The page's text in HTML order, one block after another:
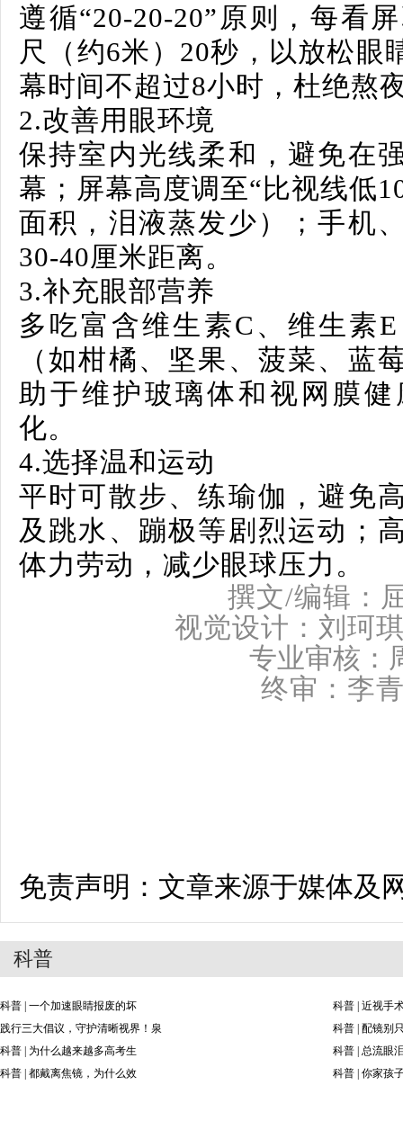
遵循“20-20-20”原则，每看
尺（约6米）20秒，以放松眼
幕时间不超过8小时，杜绝熬
2.改善用眼环境
保持室内光线柔和，避免在
幕；屏幕高度调至“比视线低
面积，泪液蒸发少）；手机
30-40厘米距离。
3.补充眼部营养
多吃富含维生素C、维生素
（如柑橘、坚果、菠菜、蓝
助于维护玻璃体和视网膜
化。
4.选择温和运动
平时可散步、练瑜伽，避免
及跳水、蹦极等剧烈运动；
体力劳动，减少眼球压力。
撰文/编辑：
视觉设计：刘珂
专业审核：
终审：李
免责声明：文章来源于媒体及
科普
科普 | 一个加速眼睛报废的坏
科普 | 近视手
践行三大倡议，守护清晰视界！泉
科普 | 配镜别
科普 | 为什么越来越多高考生
科普 | 总流眼
科普 | 都戴离焦镜，为什么效
科普 | 你家孩